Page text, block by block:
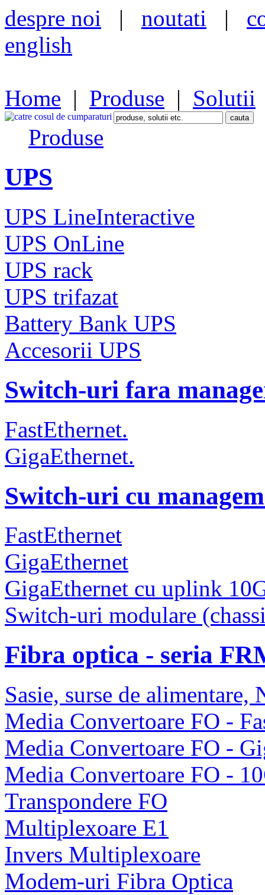
despre noi | noutati |
english
Home | Produse | Solutii
Produse
UPS
UPS LineInteractive
UPS OnLine
UPS rack
UPS trifazat
Battery Bank UPS
Accesorii UPS
Switch-uri fara
FastEthernet.
GigaEthernet.
Switch-uri cu
FastEthernet
GigaEthernet
GigaEthernet cu uplink
Switch-uri modulare
Fibra optica - seria
Sasie, surse de alimentare,
Media Convertoare FO -
Media Convertoare FO -
Media Convertoare FO -
Transpondere FO
Multiplexoare E1
Invers Multiplexoare
Modem-uri Fibra Optica